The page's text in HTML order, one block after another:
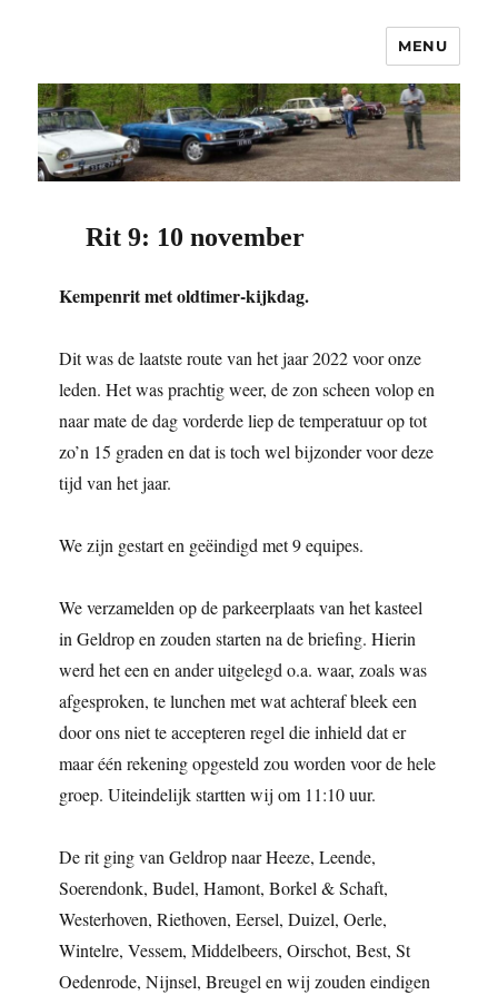
OCNC – Oldtimer Club Nuenen
Classics
MENU
Rit 9: 10 november
Kempenrit met oldtimer-kijkdag.
Dit was de laatste route van het jaar 2022 voor onze
leden. Het was prachtig weer, de zon scheen volop en
naar mate de dag vorderde liep de temperatuur op tot
zo’n 15 graden en dat is toch wel bijzonder voor deze
tijd van het jaar.
We zijn gestart en geëindigd met 9 equipes.
We verzamelden op de parkeerplaats van het kasteel
in Geldrop en zouden starten na de briefing. Hierin
werd het een en ander uitgelegd o.a. waar, zoals was
afgesproken, te lunchen met wat achteraf bleek een
door ons niet te accepteren regel die inhield dat er
maar één rekening opgesteld zou worden voor de hele
groep. Uiteindelijk startten wij om 11:10 uur.
De rit ging van Geldrop naar Heeze, Leende,
Soerendonk, Budel, Hamont, Borkel & Schaft,
Westerhoven, Riethoven, Eersel, Duizel, Oerle,
Wintelre, Vessem, Middelbeers, Oirschot, Best, St
Oedenrode, Nijnsel, Breugel en wij zouden eindigen